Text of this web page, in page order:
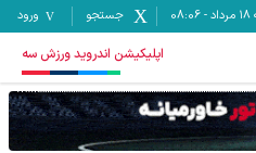
-
08:06 جستجو ورود
اپلیکیشن اندروید ورزش سه